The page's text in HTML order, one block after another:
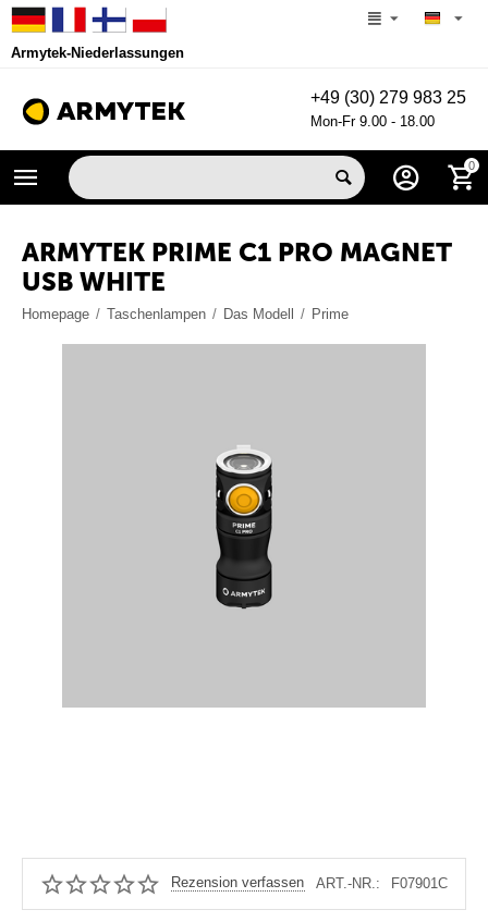
Armytek-Niederlassungen
+49 (30) 279 983 25
Mon-Fr 9.00 - 18.00
0
ARMYTEK PRIME C1 PRO MAGNET
USB WHITE
Homepage / Taschenlampen / Das Modell / Prime
Rezension verfassen ART.-NR.: F07901C